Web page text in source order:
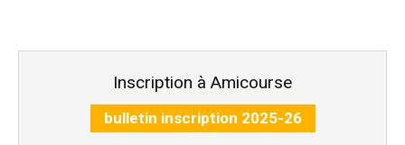
Inscription à Amicourse
bulletin inscription 2025-26